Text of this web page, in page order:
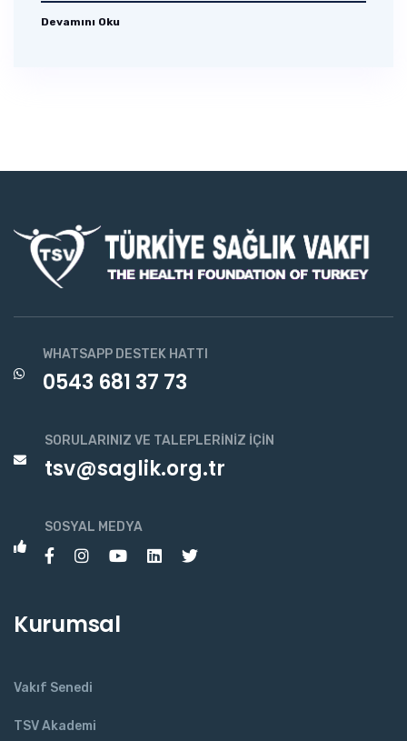
Devamını Oku
WHATSAPP DESTEK HATTI
0543 681 37 73
SORULARINIZ VE TALEPLERINIZ İÇIN
tsv@saglik.org.tr
SOSYAL MEDYA
Kurumsal
Vakıf Senedi
TSV Akademi